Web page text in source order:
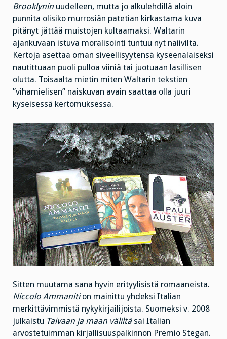
Brooklynin uudelleen, mutta jo alkulehdillä aloin
punnita olisiko murrosiän patetian kirkastama kuva
pitänyt jättää muistojen kultaamaksi. Waltarin
ajankuvaan istuva moralisointi tuntuu nyt naiivilta.
Kertoja asettaa oman siveellisyytensä kyseenalaiseksi
nautittuaan puoli pulloa viiniä tai juotuaan lasillisen
olutta. Toisaalta mietin miten Waltarin tekstien
”vihamielisen” naiskuvan avain saattaa olla juuri
kyseisessä kertomuksessa.
Sitten muutama sana hyvin erityylisistä romaaneista.
Niccolo Ammanition mainittu yhdeksi Italian
merkittävimmistä nykykirjailijoista. Suomeksi v. 2008
julkaistu Taivaan ja maan väliltäsai Italian
arvostetuimman kirjallisuuspalkinnon Premio Stegan.